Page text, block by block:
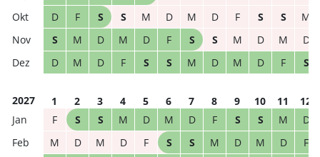
D
F S S M D M D F S S
M
S
M D M D F S S M D M
D
D
M D F S S M D M D F S
2027 1 2 3 4 5 6 7 8 9 10 11
12
F
S S M D M D F S S M
D
M
D M D F S S M D M D
F